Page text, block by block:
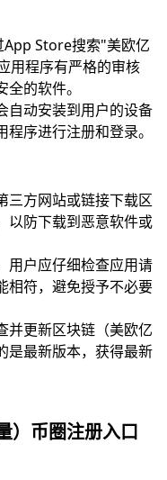
Store搜索"美欧亿
用程序有严格的审核
的软件。
自动安装到用户的设备
序进行注册和登录。
三方网站或链接下载区
以防下载到恶意软件或
用户应仔细检查应用请
相符，避免授予不必要
并更新区块链（美欧亿
是最新版本，获得最新
）币圈注册入口